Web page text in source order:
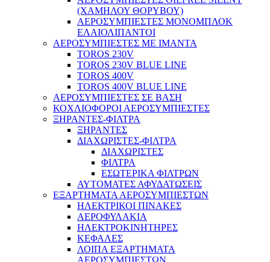
(ΧΑΜΗΛΟΥ ΘΟΡΥΒΟΥ)
ΑΕΡΟΣΥΜΠΙΕΣΤΕΣ ΜΟΝΟΜΠΛΟΚ
ΕΛΑΙΟΛΙΠΑΝΤΟΙ
ΑΕΡΟΣΥΜΠΙΕΣΤΕΣ ΜΕ ΙΜΑΝΤΑ
TOROS 230V
TOROS 230V BLUE LINE
TOROS 400V
TOROS 400V BLUE LINE
ΑΕΡΟΣΥΜΠΙΕΣΤΕΣ ΣΕ ΒΑΣΗ
ΚΟΧΛΙΟΦΟΡΟΙ ΑΕΡΟΣΥΜΠΙΕΣΤΕΣ
ΞΗΡΑΝΤΕΣ-ΦΙΛΤΡΑ
ΞΗΡΑΝΤΕΣ
ΔΙΑΧΩΡΙΣΤΕΣ-ΦΙΛΤΡΑ
ΔΙΑΧΩΡΙΣΤΕΣ
ΦΙΛΤΡΑ
ΕΣΩΤΕΡΙΚΑ ΦΙΛΤΡΩΝ
ΑΥΤΟΜΑΤΕΣ ΑΦΥΔΑΤΩΣΕΙΣ
ΕΞΑΡΤΗΜΑΤΑ ΑΕΡΟΣΥΜΠΙΕΣΤΩΝ
ΗΛΕΚΤΡΙΚΟΙ ΠΙΝΑΚΕΣ
ΑΕΡΟΦΥΛΑΚΙΑ
ΗΛΕΚΤΡΟΚΙΝΗΤΗΡΕΣ
ΚΕΦΑΛΕΣ
ΛΟΙΠΑ ΕΞΑΡΤΗΜΑΤΑ